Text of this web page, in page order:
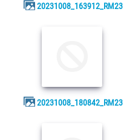
20231008_163912_RM23
20231008_180842_RM23